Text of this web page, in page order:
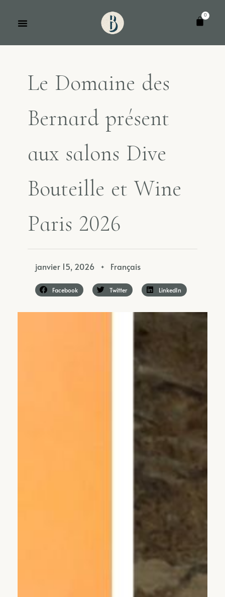
Le Domaine des
Bernard présent
aux salons Dive
Bouteille et Wine
Paris 2026
janvier 15, 2026 ✦ Français
Facebook Twitter LinkedIn